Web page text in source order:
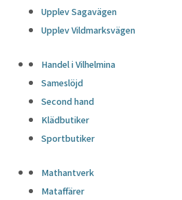
Upplev Sagavägen
Upplev Vildmarksvägen
Handel i Vilhelmina
Sameslöjd
Second hand
Klädbutiker
Sportbutiker
Mathantverk
Mataffärer